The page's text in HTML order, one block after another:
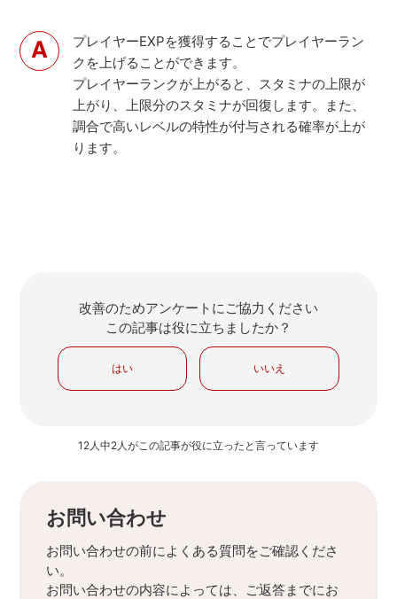
プレイヤーEXPを獲得することでプレイヤーラン
クを上げることができます。
プレイヤーランクが上がると、スタミナの上限が
上がり、上限分のスタミナが回復します。また、
調合で高いレベルの特性が付与される確率が上が
ります。
改善のためアンケートにご協力ください
この記事は役に立ちましたか？
はい いいえ
12人中2人がこの記事が役に立ったと言っています
お問い合わせ
お問い合わせの前によくある質問をご確認くださ
い。
お問い合わせの内容によっては、ご返答までにお